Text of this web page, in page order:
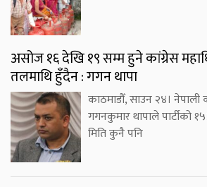
असोज १६ देखि १९ सम्म हुने कांग्रेस
तलमाथि हुँदैन : गगन थापा
काठमाडौँ, साउन २४। नेपाली
गगनकुमार थापाले पार्टीको
मिति कुनै पनि